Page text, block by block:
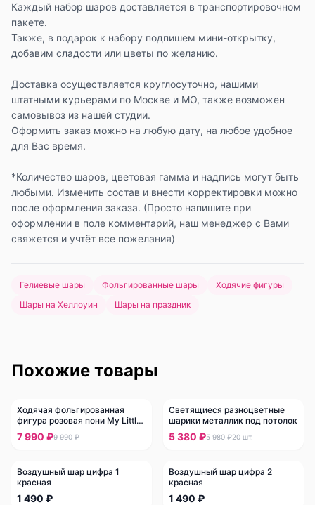
Каждый набор шаров доставляется в транспортировочном
пакете.
Также, в подарок к набору подпишем мини-открытку,
добавим сладости или цветы по желанию.
Доставка осуществляется круглосуточно, нашими
штатными курьерами по Москве и МО, также возможен
самовывоз из нашей студии.
Оформить заказ можно на любую дату, на любое удобное
для Вас время.
*Количество шаров, цветовая гамма и надпись могут быть
любыми. Изменить состав и внести корректировки можно
после оформления заказа. (Просто напишите при
оформлении в поле комментарий, наш менеджер с Вами
свяжется и учтёт все пожелания)
Гелиевые шары Фольгированные шары
Ходячие фигуры
Шары на Хеллоуин
Шары на праздник
Похожие товары
-20%
Ходячая фольгированная
фигура розовая пони My Little
Pony
7 990 ₽9 990 ₽
-10%
Светящиеся разноцветные
шарики металлик под потолок
5 380 ₽5 980 ₽20 шт.
Воздушный шар цифра 1
красная
1 490 ₽
Воздушный шар цифра 2
красная
1 490 ₽